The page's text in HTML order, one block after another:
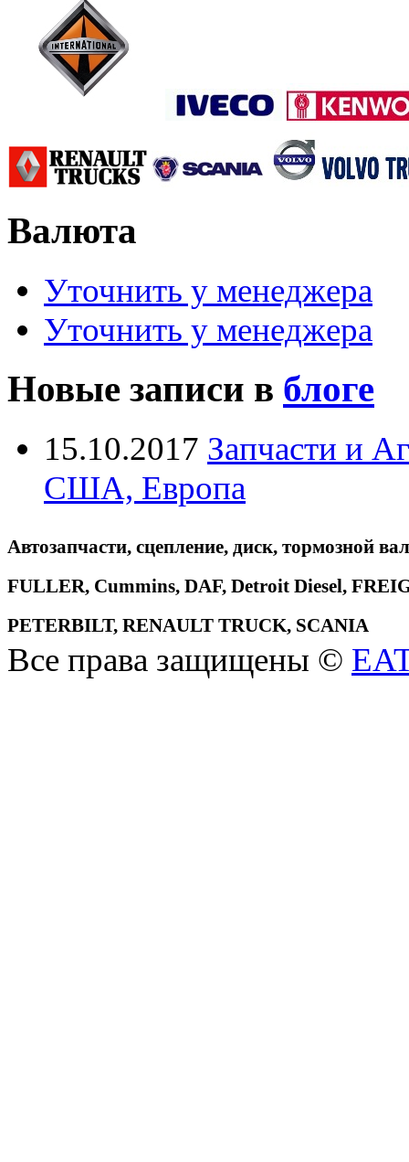
Валюта
Уточнить у менеджера
Уточнить у менеджера
Новые записи в блоге
15.10.2017 Запчасти и
США, Европа
Автозапчасти, сцепление, диск, тормозной
FULLER, Cummins, DAF, Detroit Diesel,
PETERBILT, RENAULT TRUCK, SCANIA
Все права защищены ©